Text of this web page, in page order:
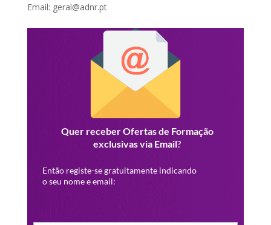
Email: geral@adnr.pt